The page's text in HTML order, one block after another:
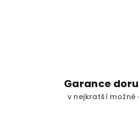
Garance
v nejkratší možné